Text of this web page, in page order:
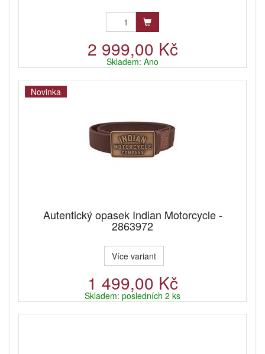
2 999,00 Kč
Skladem: Ano
Novinka
Autentický opasek Indian Motorcycle -
2863972
Více variant
1 499,00 Kč
Skladem: posledních 2 ks